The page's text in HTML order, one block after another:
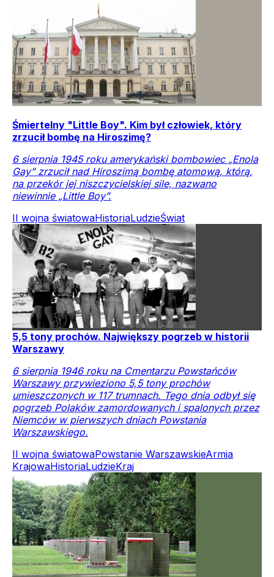
Śmiertelny "Little Boy". Kim był człowiek, który
zrzucił bombę na Hiroszimę?
6 sierpnia 1945 roku amerykański bombowiec „Enola
Gay” zrzucił nad Hiroszimą bombę atomową, którą,
na przekór jej niszczycielskiej sile, nazwano
niewinnie „Little Boy”.
II wojna światowaHistoriaLudzieŚwiat
5,5 tony prochów. Największy pogrzeb w historii
Warszawy
6 sierpnia 1946 roku na Cmentarzu Powstańców
Warszawy przywieziono 5,5 tony prochów
umieszczonych w 117 trumnach. Tego dnia odbył się
pogrzeb Polaków zamordowanych i spalonych przez
Niemców w pierwszych dniach Powstania
Warszawskiego.
II wojna światowaPowstanie WarszawskieArmia
KrajowaHistoriaLudzieKraj